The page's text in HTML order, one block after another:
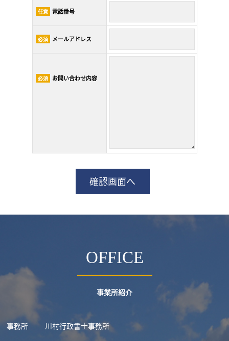
任意 電話番号
必須 メールアドレス
必須 お問い合わせ内容
OFFICE
事業所紹介
事務所 川村行政書士事務所